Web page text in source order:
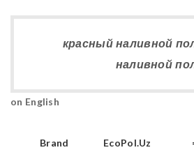
красный наливной
наливной
on English
Brand EcoPol.Uz